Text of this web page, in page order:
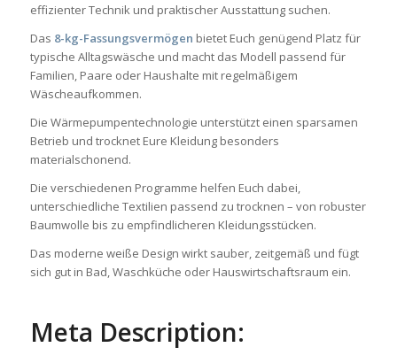
effizienter Technik und praktischer Ausstattung suchen.
Das 8-kg-Fassungsvermögen bietet Euch genügend Platz für
typische Alltagswäsche und macht das Modell passend für
Familien, Paare oder Haushalte mit regelmäßigem
Wäscheaufkommen.
Die Wärmepumpentechnologie unterstützt einen sparsamen
Betrieb und trocknet Eure Kleidung besonders
materialschonend.
Die verschiedenen Programme helfen Euch dabei,
unterschiedliche Textilien passend zu trocknen – von robuster
Baumwolle bis zu empfindlicheren Kleidungsstücken.
Das moderne weiße Design wirkt sauber, zeitgemäß und fügt
sich gut in Bad, Waschküche oder Hauswirtschaftsraum ein.
Meta Description: